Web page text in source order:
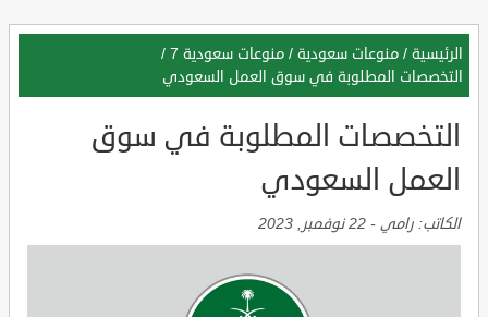
الرئيسية / منوعات سعودية / منوعات سعودية 7
/
التخصصات المطلوبة في سوق العمل السعودي
التخصصات المطلوبة في سوق
العمل السعودي
الكاتب: رامي - 22 نوفمبر, 2023